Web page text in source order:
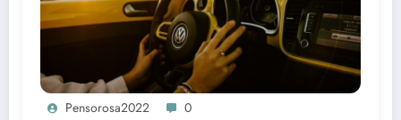
Pensorosa2022 0